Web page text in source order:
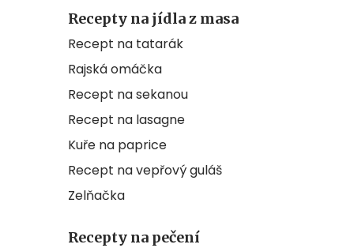
Recepty na jídla z masa
Recept na tatarák
Rajská omáčka
Recept na sekanou
Recept na lasagne
Kuře na paprice
Recept na vepřový guláš
Zelňačka
Recepty na pečení